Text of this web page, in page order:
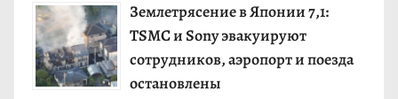
Землетрясение в Японии 7,1:
TSMC и Sony эвакуируют
сотрудников, аэропорт и поезда
остановлены